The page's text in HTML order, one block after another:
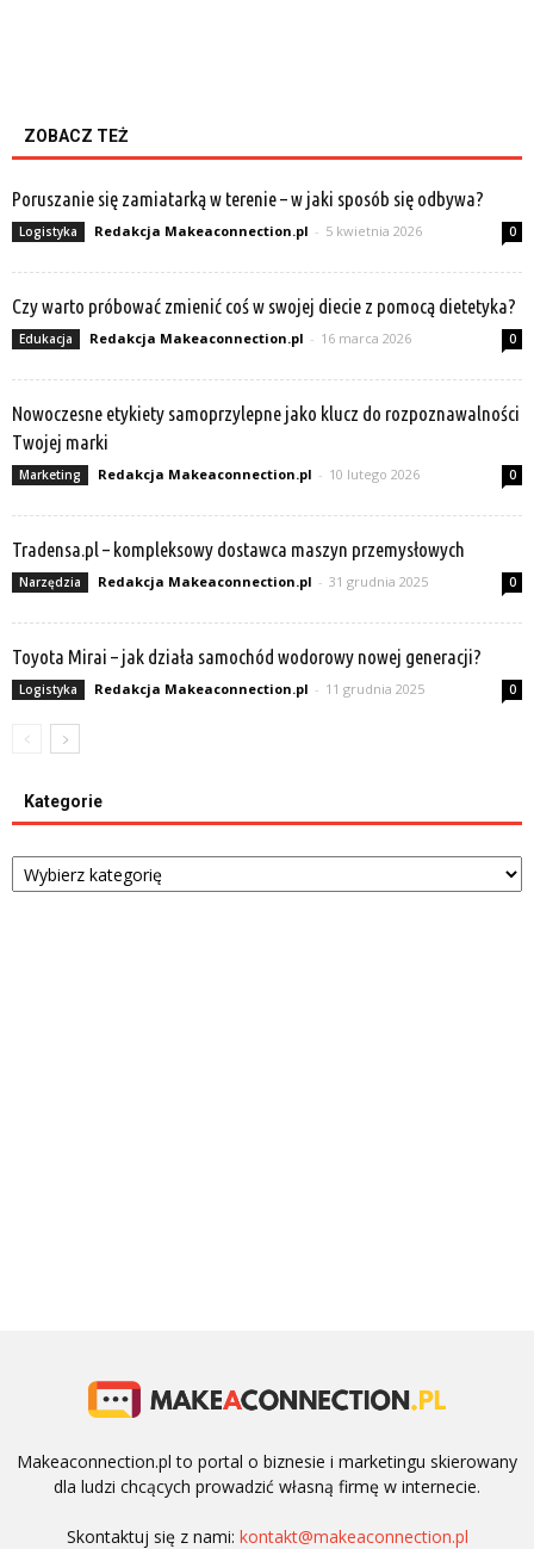
ZOBACZ TEŻ
Poruszanie się zamiatarką w terenie – w jaki sposób się odbywa?
Logistyka Redakcja Makeaconnection.pl - 5 kwietnia 2026 0
Czy warto próbować zmienić coś w swojej diecie z pomocą dietetyka?
Edukacja Redakcja Makeaconnection.pl - 16 marca 2026 0
Nowoczesne etykiety samoprzylepne jako klucz do rozpoznawalności
Twojej marki
Marketing Redakcja Makeaconnection.pl - 10 lutego 2026 0
Tradensa.pl – kompleksowy dostawca maszyn przemysłowych
Narzędzia Redakcja Makeaconnection.pl - 31 grudnia 2025 0
Toyota Mirai – jak działa samochód wodorowy nowej generacji?
Logistyka Redakcja Makeaconnection.pl - 11 grudnia 2025 0
Kategorie
Kategorie
Makeaconnection.pl to portal o biznesie i marketingu skierowany
dla ludzi chcących prowadzić własną firmę w internecie.
Skontaktuj się z nami: kontakt@makeaconnection.pl